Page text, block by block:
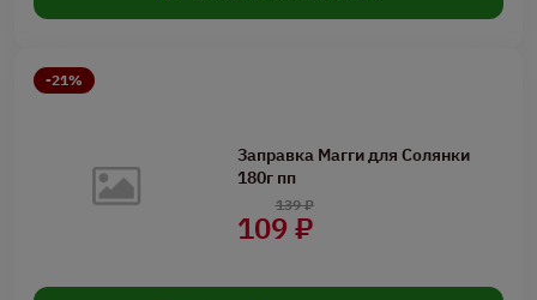
-21%
Заправка Магги для Солянки
180г пп
109 ₽
139 ₽